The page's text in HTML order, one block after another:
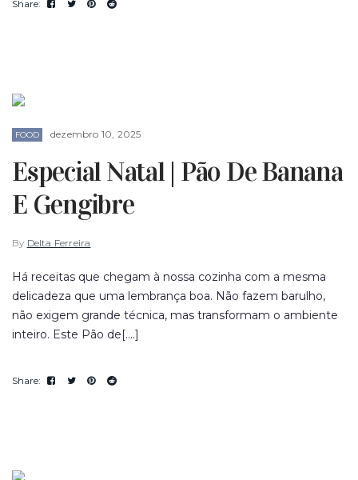
FOOD dezembro 10, 2025
Especial Natal | Pão De Banana
E Gengibre
By Delta Ferreira
Há receitas que chegam à nossa cozinha com a mesma
delicadeza que uma lembrança boa. Não fazem barulho,
não exigem grande técnica, mas transformam o ambiente
inteiro. Este Pão de[....]